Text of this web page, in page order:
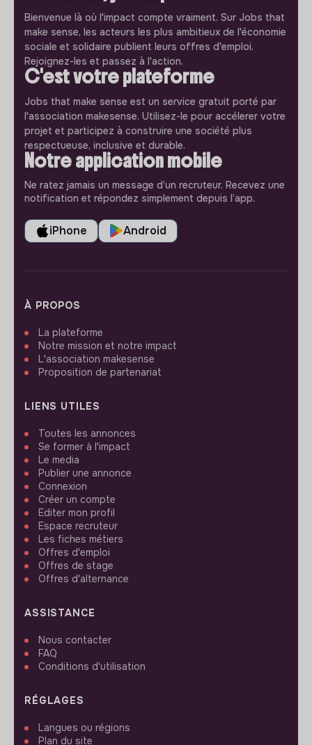
Bienvenue là où l'impact compte vraiment. Sur Jobs that
make sense, les acteurs les plus ambitieux de l'économie
sociale et solidaire publient leurs offres d'emploi.
Rejoignez-les et passez à l'action.
C'est votre plateforme
Jobs that make sense est un service gratuit porté par
l'association makesense. Utilisez-le pour accélerer votre
projet et participez à construire une société plus
respectueuse, inclusive et durable.
Notre application mobile
Ne ratez jamais un message d’un recruteur. Recevez une
notification et répondez simplement depuis l’app.
iPhone Android
À PROPOS
La plateforme
Notre mission et notre impact
L'association makesense
Proposition de partenariat
LIENS UTILES
Toutes les annonces
Se former à l'impact
Le media
Publier une annonce
Connexion
Créer un compte
Editer mon profil
Espace recruteur
Les fiches métiers
Offres d'emploi
Offres de stage
Offres d'alternance
ASSISTANCE
Nous contacter
FAQ
Conditions d'utilisation
RÉGLAGES
Langues ou régions
Plan du site